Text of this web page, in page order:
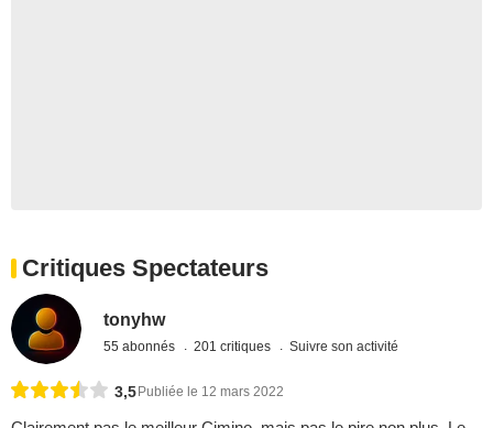
Critiques Spectateurs
tonyhw
55 abonnés 201 critiques Suivre son activité
3,5 Publiée le 12 mars 2022